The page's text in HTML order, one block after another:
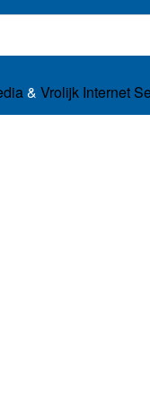
& Vrolijk Internet